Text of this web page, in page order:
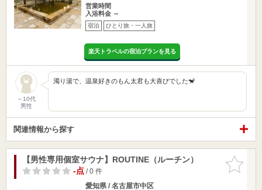
営業時間
入浴料金 ～
宿泊 ひとり旅・一人旅
楽天トラベルの宿泊プランを見る
～10代
男性
濁り湯で、温泉好きのもん太君も大喜びでした🐒
関連情報から探す
お気に入
りに追加
【男性専用個室サウナ】ROUTINE（ルーチン）
-点/ 0 件
愛知県 / 名古屋市中区